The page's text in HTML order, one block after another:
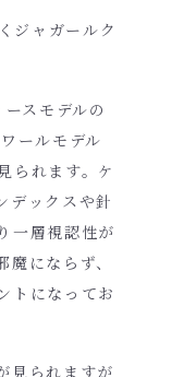
ジャガールク
スモデルの
ールモデル
られます。ケ
デックスや針
一層視認性が
にならず、
トになってお
見られますが